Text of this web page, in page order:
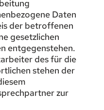
Daten
der betroffenen
gesetzlichen
entgegenstehen.
des für die
stehen der
zur